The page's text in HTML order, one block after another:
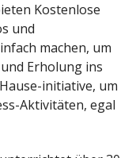
Kostenlose
und
machen, um
Erholung ins
initiative, um
Aktivitäten, egal